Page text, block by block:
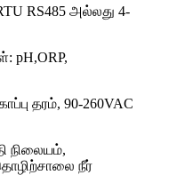
RS485 அல்லது 4-
pH,ORP,
தரம், 90-260VAC
நிலையம்,
நீர்